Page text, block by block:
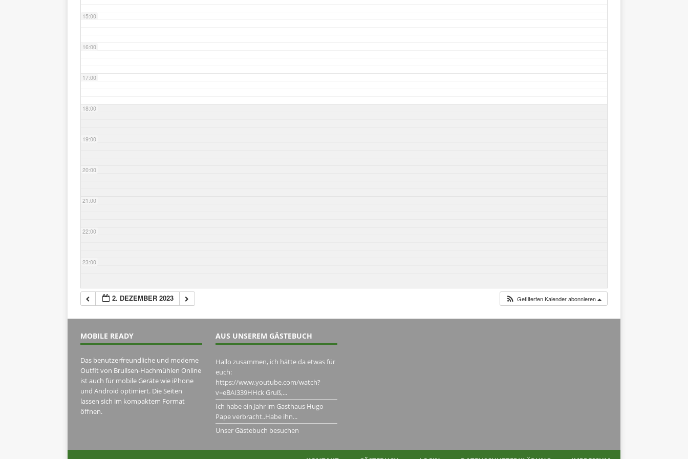
15:00
16:00
17:00
18:00
19:00
20:00
21:00
22:00
23:00
2. DEZEMBER 2023 Gefilterten Kalender abonnieren
MOBILE READY
Das benutzerfreundliche und moderne
Outfit von Brullsen-Hachmühlen Online
ist auch für mobile Geräte wie iPhone
und Android optimiert. Die Seiten
lassen sich im kompaktem Format
öffnen.
AUS UNSEREM GÄSTEBUCH
Hallo zusammen, ich hätte da etwas für
euch:
https://www.youtube.com/watch?
v=eBAI339HHck Gruß,...
Ich habe ein Jahr im Gasthaus Hugo
Pape verbracht..Habe ihn...
Unser Gästebuch besuchen